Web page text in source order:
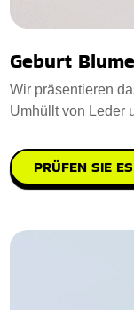
Geburt
Wir präsentieren
Umhüllt von Leder
PRÜFEN SIE